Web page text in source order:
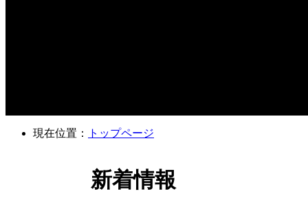
現在位置： トップページ
新着情報